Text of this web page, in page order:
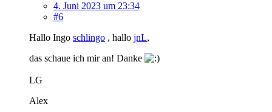
4. Juni 2023 um 23:34
#6
Hallo Ingo schlingo , hallo jnL,
das schaue ich mir an! Danke
LG
Alex